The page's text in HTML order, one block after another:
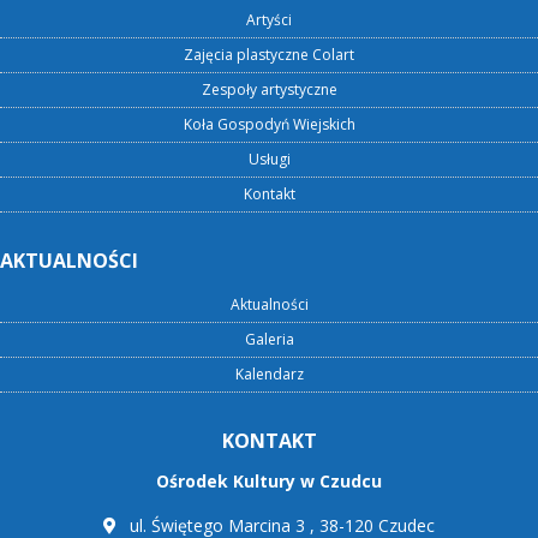
Artyści
Zajęcia plastyczne Colart
Zespoły artystyczne
Koła Gospodyń Wiejskich
Usługi
Kontakt
AKTUALNOŚCI
Aktualności
Galeria
Kalendarz
KONTAKT
Ośrodek Kultury w Czudcu
ul. Świętego Marcina 3 , 38-120 Czudec